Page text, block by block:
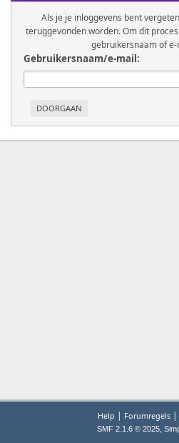
Als je je inloggevens bent
teruggevonden worden. Om dit
gebruikersnaam of
Gebruikersnaam/e-mail:
Help | Forumregels|
SMF 2.1.6 © 2025,